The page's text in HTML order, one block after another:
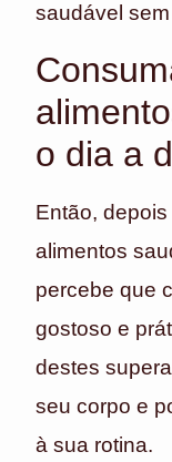
saudável
o dia a
Então,
alimentos
percebe que
gostoso e
destes
seu corpo e
à sua rotina.